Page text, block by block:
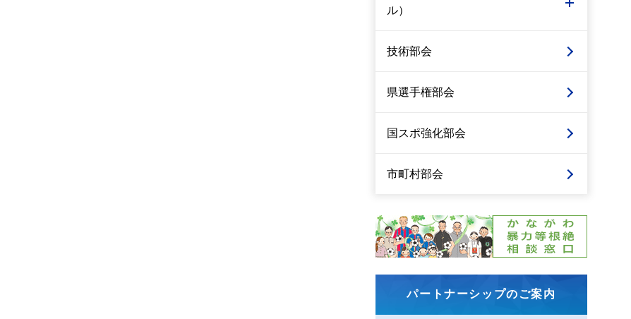
ル）
技術部会
県選手権部会
国スポ強化部会
市町村部会
パートナーシップのご案内